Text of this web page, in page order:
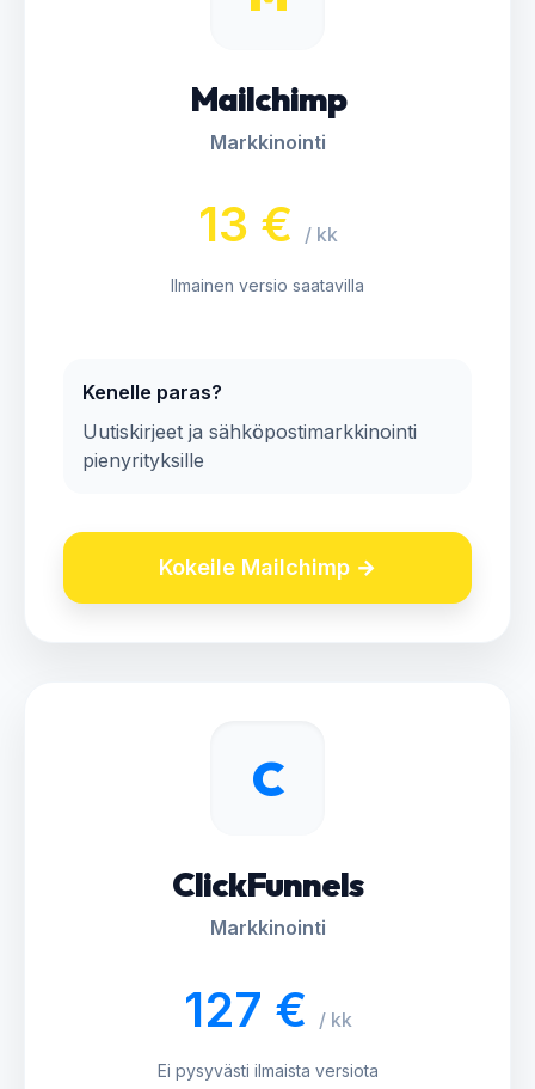
Mailchimp
Markkinointi
13 € / kk
Ilmainen versio saatavilla
Kenelle paras?
Uutiskirjeet ja sähköpostimarkkinointi
pienyrityksille
Kokeile Mailchimp →
C
ClickFunnels
Markkinointi
127 € / kk
Ei pysyvästi ilmaista versiota